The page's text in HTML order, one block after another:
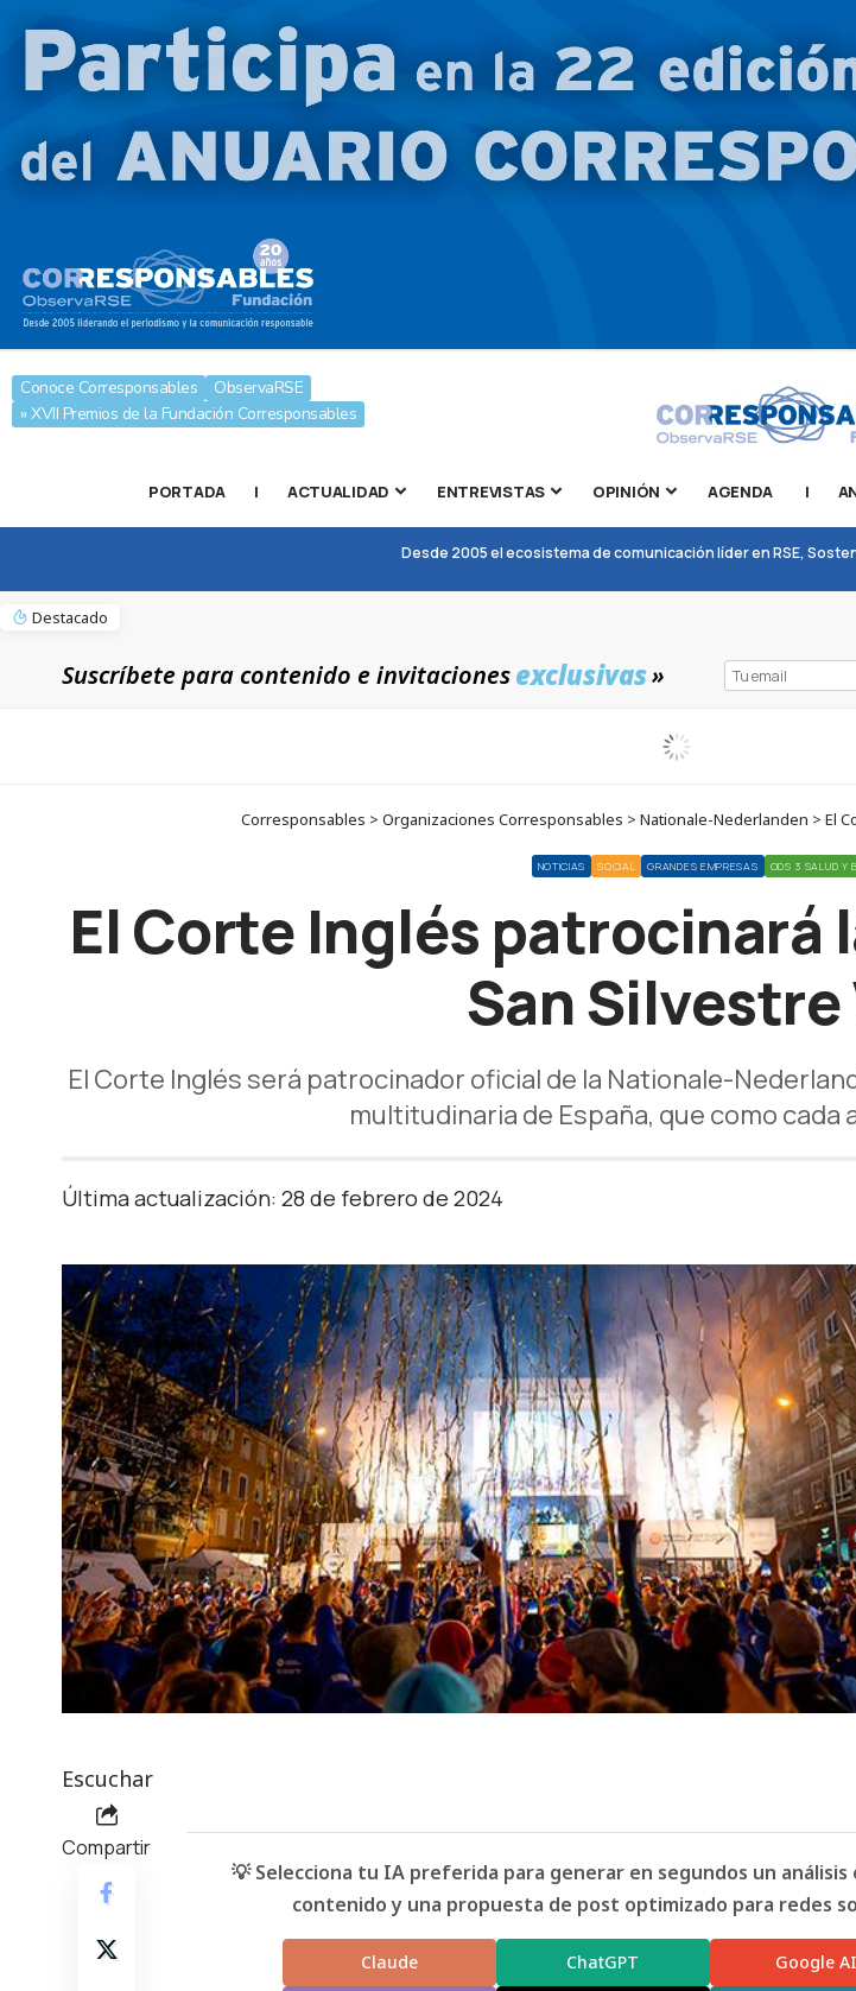
Conoce Corresponsables
ObservaRSE
» XVII Premios de la Fundación Corresponsables
PORTADA | ACTUALIDAD ENTREVISTAS OPINIÓN AGENDA |
Desde 2005 el ecosistema de comunicación líder en RSE,
Destacado
Suscríbete para contenido e invitacionesexclusivas»
Corresponsables > Organizaciones Corresponsables > Nationale-Nederlanden > El
NOTICIAS SOCIAL GRANDES EMPRESAS ODS 3 SALUD Y
El Corte Inglés
San
El Corte Inglés será patrocinador oficial de la Nationale-
multitudinaria de España, que como cada
Última actualización: 28 de febrero de 2024
Escuchar
Compartir
💡 Selecciona tu IA preferida para generar en segundos un
contenido y una propuesta de post optimizado para redes
Claude ChatGPT Google AI